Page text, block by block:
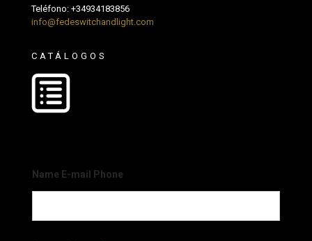
Teléfono: +34934183856
info@fedeswitchandlight.com
CATÁLOGOS
Name E-mail Phone